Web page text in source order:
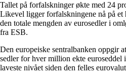
Tallet på forfalskninger økte med 24
Likevel ligger forfalskningene nå på
den totale mengden av eurosedler i
fra ESB.
Den europeiske sentralbanken oppgir
sedler for hver million ekte euroseddel
laveste nivået siden den felles